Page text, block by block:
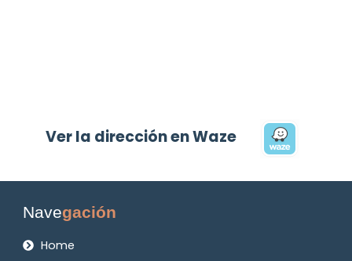
Ver la dirección en Waze
Navegación
Home